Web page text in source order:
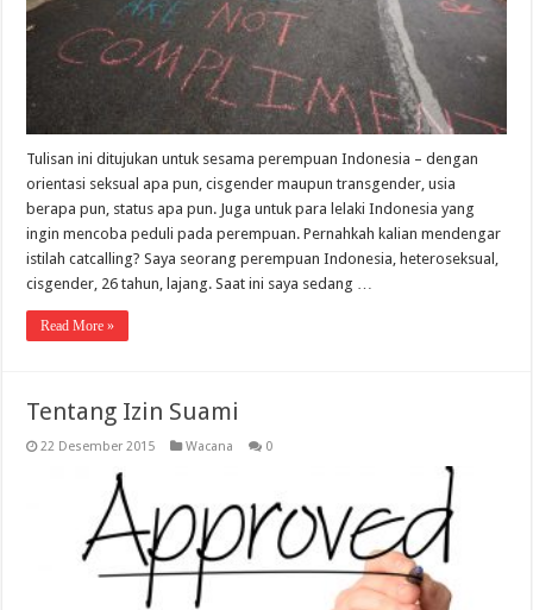
Tulisan ini ditujukan untuk sesama perempuan Indonesia – dengan
orientasi seksual apa pun, cisgender maupun transgender, usia
berapa pun, status apa pun. Juga untuk para lelaki Indonesia yang
ingin mencoba peduli pada perempuan. Pernahkah kalian mendengar
istilah catcalling? Saya seorang perempuan Indonesia, heteroseksual,
cisgender, 26 tahun, lajang. Saat ini saya sedang …
Read More »
Tentang Izin Suami
22 Desember 2015 Wacana 0